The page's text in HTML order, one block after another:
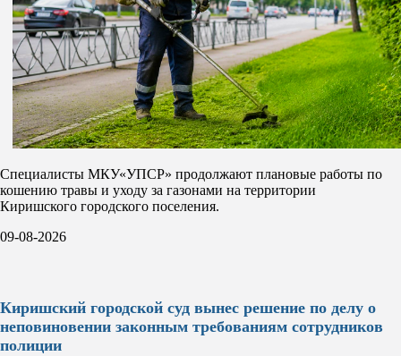
Специалисты МКУ«УПСР» продолжают плановые работы по
кошению травы и уходу за газонами на территории
Киришского городского поселения.
09-08-2026
Киришский городской суд вынес решение по делу о
неповиновении законным требованиям сотрудников
полиции